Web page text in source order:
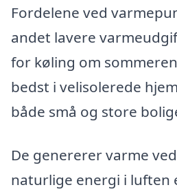
Fordelene ved
andet lavere
for køling om
bedst i velisolerede
både små og store
De genererer varme
naturlige energi i luften